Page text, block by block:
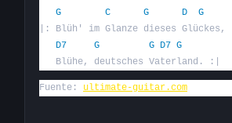
G C G D
G
|: Blüh' im Glanze dieses Glückes,
D7
G G D7 G
   Blühe, deutsches Vaterland. :|
Fuente: ultimate-guitar.com